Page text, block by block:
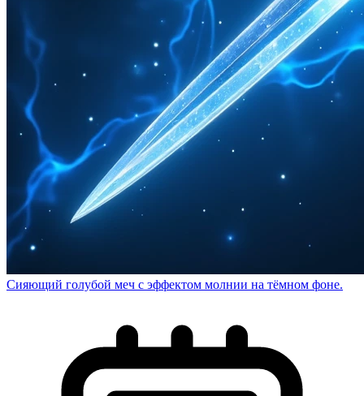
Сияющий голубой меч с эффектом молнии на тёмном фоне.